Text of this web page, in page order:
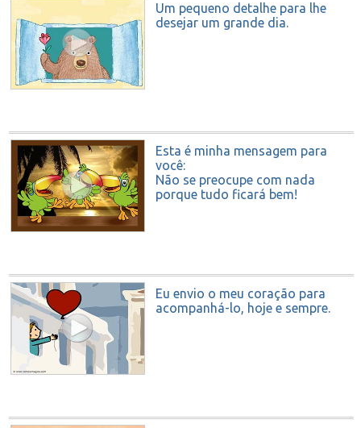
Um pequeno detalhe para lhe
desejar um grande dia.
Esta é minha mensagem para
você:
Não se preocupe com nada
porque tudo ficará bem!
Eu envio o meu coração para
acompanhá-lo, hoje e sempre.